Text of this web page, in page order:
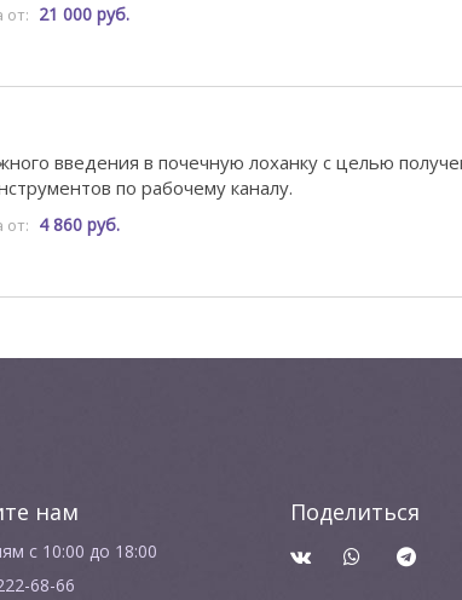
от: 21 000 руб.
введения в почечную лоханку с целью
по рабочему каналу.
от: 4 860 руб.
нам
с 10:00 до 18:00
68-66
Поделиться